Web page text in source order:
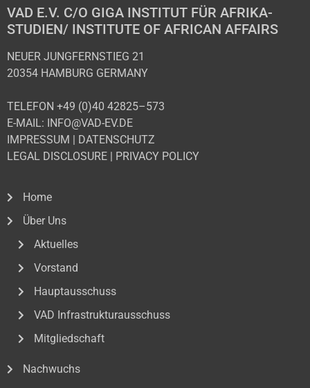
VAD E.V. C/O GIGA INSTITUT FÜR AFRIKA-
STUDIEN/ INSTITUTE OF AFRICAN AFFAIRS
NEUER JUNGFERNSTIEG 21
20354 HAMBURG GERMANY
TELEFON +49 (0)40 42825–573
E-MAIL: INFO@VAD-EV.DE
IMPRESSUM
DATENSCHUTZ
LEGAL DISCLOSURE
PRIVACY POLICY
Home
Über Uns
Aktuelles
Vorstand
Hauptausschuss
VAD Infrastrukturausschuss
Mitgliedschaft
Nachwuchs